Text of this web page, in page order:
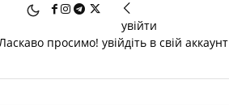
увійти
просимо! увійдіть в свій аккаунт